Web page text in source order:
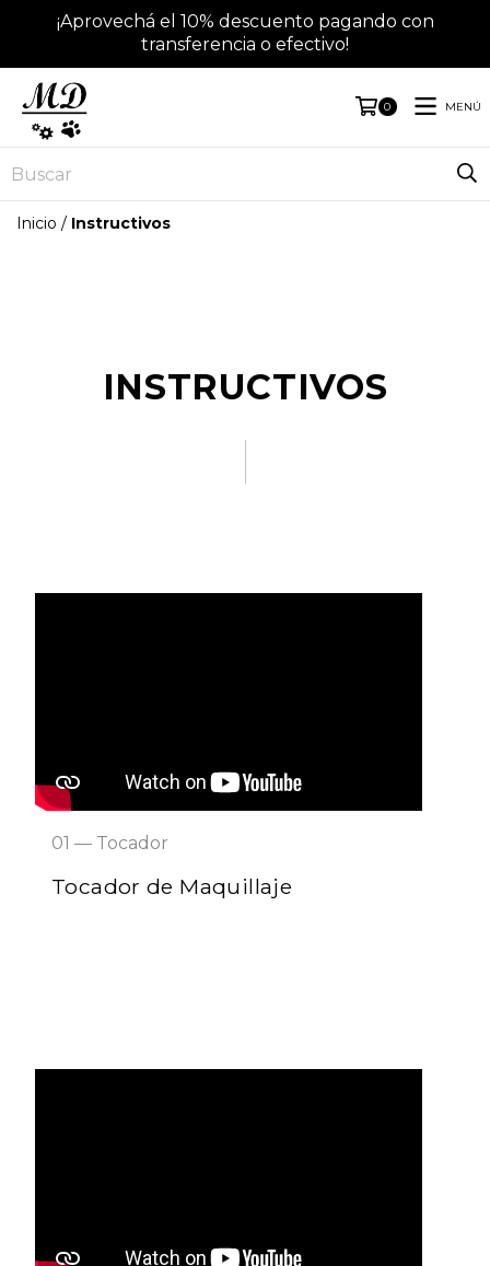
¡Aprovechá el 10% descuento pagando con
transferencia o efectivo!
0 MENÚ
Inicio / Instructivos
INSTRUCTIVOS
01 — Tocador
Tocador de Maquillaje